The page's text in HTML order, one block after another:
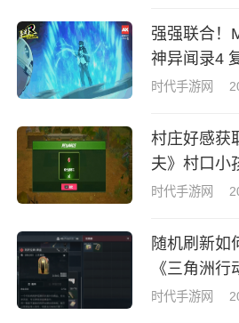
强强联合！
神异闻录4
议
时代手游网
村庄好感获
夫》村口小
时代手游网
随机刷新如
《三角洲
拉牌盒指南
时代手游网